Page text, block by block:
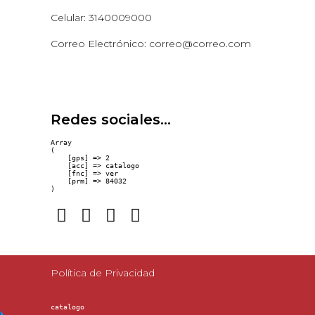
Celular: 3140009000
Correo Electrónico: correo@correo.com
Redes sociales...
Array
(
    [gps] => 2
    [acc] => catalogo
    [fnc] => ver
    [prm] => 84032
Política de Privacidad
catalogo